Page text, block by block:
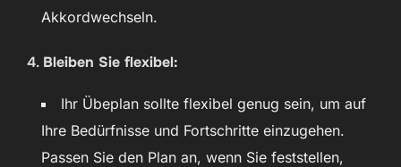
Akkordwechseln.
4. Bleiben Sie flexibel:
Ihr Übeplan sollte flexibel genug sein, um auf
Ihre Bedürfnisse und Fortschritte einzugehen.
Passen Sie den Plan an, wenn Sie feststellen,